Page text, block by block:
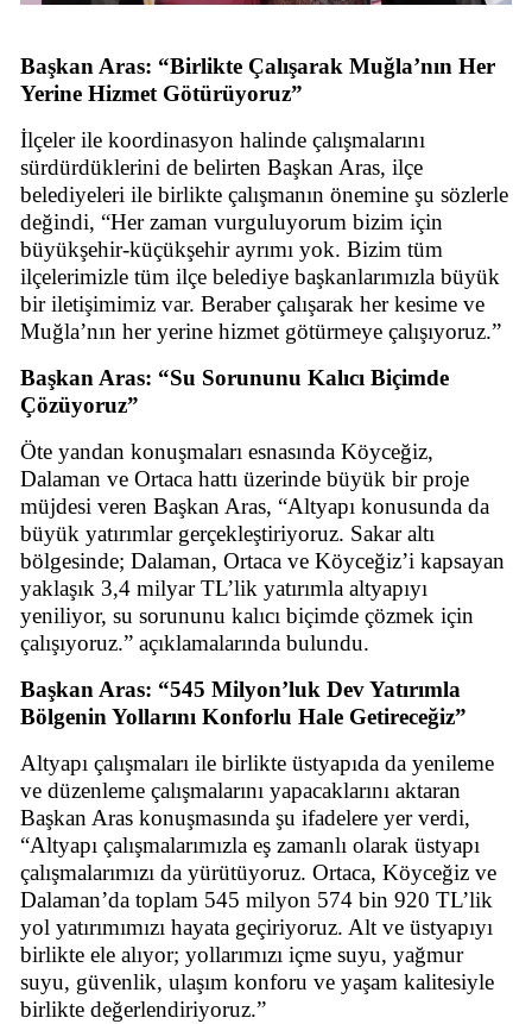
Başkan Aras: “Birlikte Çalışarak Muğla’nın Her
Yerine Hizmet Götürüyoruz”
İlçeler ile koordinasyon halinde çalışmalarını
sürdürdüklerini de belirten Başkan Aras, ilçe
belediyeleri ile birlikte çalışmanın önemine şu sözlerle
değindi, “Her zaman vurguluyorum bizim için
büyükşehir-küçükşehir ayrımı yok. Bizim tüm
ilçelerimizle tüm ilçe belediye başkanlarımızla büyük
bir iletişimimiz var. Beraber çalışarak her kesime ve
Muğla’nın her yerine hizmet götürmeye çalışıyoruz.”
Başkan Aras: “Su Sorununu Kalıcı Biçimde
Çözüyoruz”
Öte yandan konuşmaları esnasında Köyceğiz,
Dalaman ve Ortaca hattı üzerinde büyük bir proje
müjdesi veren Başkan Aras, “Altyapı konusunda da
büyük yatırımlar gerçekleştiriyoruz. Sakar altı
bölgesinde; Dalaman, Ortaca ve Köyceğiz’i kapsayan
yaklaşık 3,4 milyar TL’lik yatırımla altyapıyı
yeniliyor, su sorununu kalıcı biçimde çözmek için
çalışıyoruz.” açıklamalarında bulundu.
Başkan Aras: “545 Milyon’luk Dev Yatırımla
Bölgenin Yollarını Konforlu Hale Getireceğiz”
Altyapı çalışmaları ile birlikte üstyapıda da yenileme
ve düzenleme çalışmalarını yapacaklarını aktaran
Başkan Aras konuşmasında şu ifadelere yer verdi,
“Altyapı çalışmalarımızla eş zamanlı olarak üstyapı
çalışmalarımızı da yürütüyoruz. Ortaca, Köyceğiz ve
Dalaman’da toplam 545 milyon 574 bin 920 TL’lik
yol yatırımımızı hayata geçiriyoruz. Alt ve üstyapıyı
birlikte ele alıyor; yollarımızı içme suyu, yağmur
suyu, güvenlik, ulaşım konforu ve yaşam kalitesiyle
birlikte değerlendiriyoruz.”